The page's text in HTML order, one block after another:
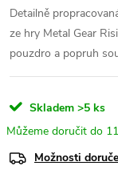
Detailně
ze hry Metal Gear
pouzdro a popruh
Skladem >5 ks
Možnosti